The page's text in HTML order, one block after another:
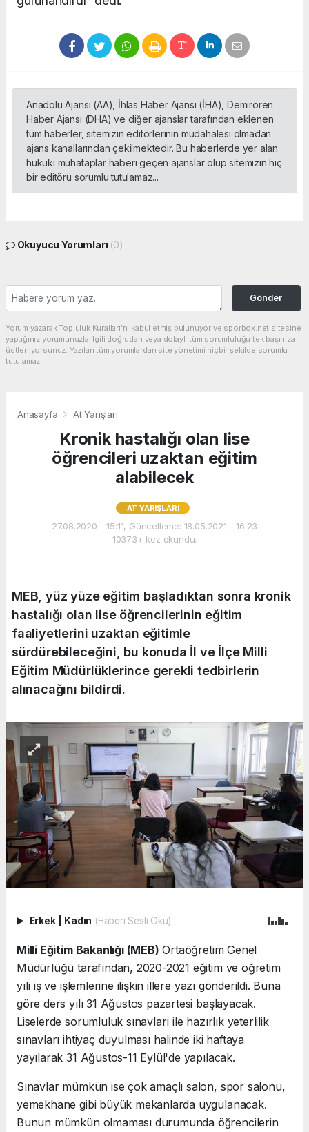
Anadolu Ajansı (AA), İhlas Haber Ajansı (İHA), Demirören
Haber Ajansı (DHA) ve diğer ajanslar tarafından eklenen
tüm haberler, sitemizin editörlerinin müdahalesi olmadan
ajans kanallarından çekilmektedir. Bu haberlerde yer alan
hukuki muhataplar haberi geçen ajanslar olup sitemizin hiç
bir editörü sorumlu tutulamaz...
Okuyucu Yorumları (0)
Gönder
Yorum yazarak Topluluk Kuralları’nı kabul etmiş bulunuyor ve sporbox.net sitesine
yaptığınız yorumunuzla ilgili doğrudan veya dolaylı tüm sorumluluğu tek başınıza
üstleniyorsunuz. Yazılan tüm yorumlardan site yönetimi hiçbir şekilde sorumlu
tutulamaz.
Anasayfa At Yarışları
Kronik hastalığı olan lise
öğrencileri uzaktan eğitim
alabilecek
AT YARIŞLARI
27.08.2020 - 15:11, Güncelleme: 18.05.2021 - 16:23
10373+ kez okundu.
MEB, yüz yüze eğitim başladıktan sonra kronik
hastalığı olan lise öğrencilerinin eğitim
faaliyetlerini uzaktan eğitimle
sürdürebileceğini, bu konuda İl ve İlçe Milli
Eğitim Müdürlüklerince gerekli tedbirlerin
alınacağını bildirdi.
Erkek Kadın (Haberi Sesli Oku)
Milli Eğitim Bakanlığı (MEB) Ortaöğretim Genel
Müdürlüğü tarafından, 2020-2021 eğitim ve öğretim
yılı iş ve işlemlerine ilişkin illere yazı gönderildi. Buna
göre ders yılı 31 Ağustos pazartesi başlayacak.
Liselerde sorumluluk sınavları ile hazırlık yeterlilik
sınavları ihtiyaç duyulması halinde iki haftaya
yayılarak 31 Ağustos-11 Eylül'de yapılacak.
Sınavlar mümkün ise çok amaçlı salon, spor salonu,
yemekhane gibi büyük mekanlarda uygulanacak.
Bunun mümkün olmaması durumunda öğrencilerin